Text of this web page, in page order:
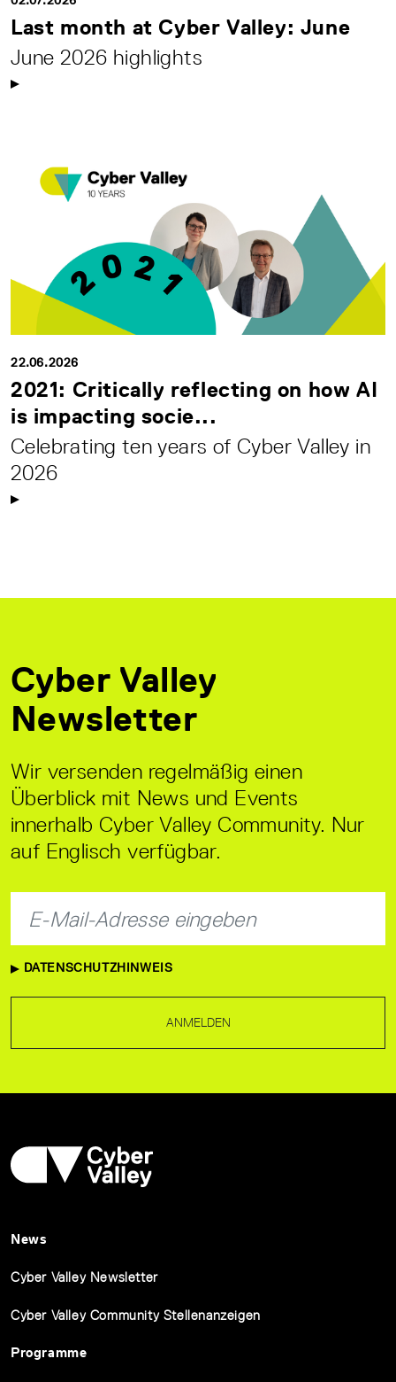
Last month at Cyber Valley: June
June 2026 highlights
22.06.2026
2021: Critically reflecting on how AI
is impacting socie...
Celebrating ten years of Cyber Valley in
2026
Cyber Valley
Newsletter
Wir versenden regelmäßig einen
Überblick mit News und Events
innerhalb Cyber Valley Community. Nur
auf Englisch verfügbar.
DATENSCHUTZHINWEIS
ANMELDEN
News
Cyber Valley Newsletter
Cyber Valley Community Stellenanzeigen
Programme